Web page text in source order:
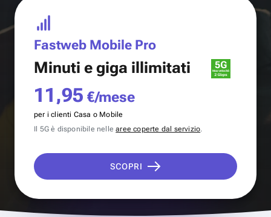
Fastweb Mobile Pro
Minuti e giga illimitati
11,95 €/mese
per i clienti Casa o Mobile
Il 5G è disponibile nellearee coperte dal servizio.
SCOPRI